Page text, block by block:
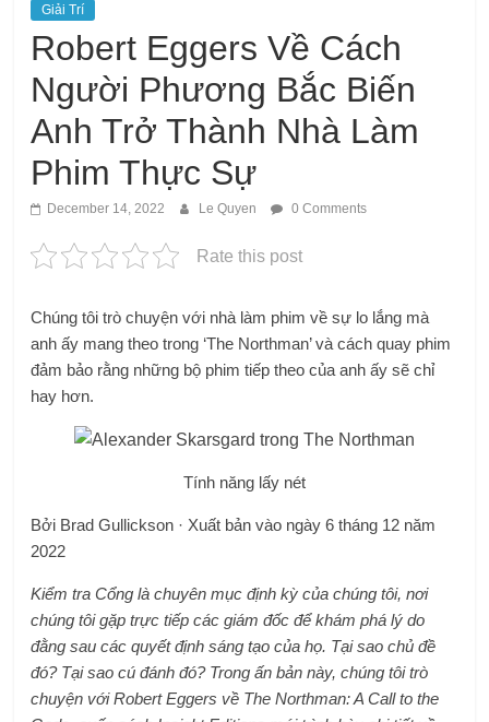
Giải Trí
Robert Eggers Về Cách
Người Phương Bắc Biến
Anh Trở Thành Nhà Làm
Phim Thực Sự
December 14, 2022 Le Quyen 0 Comments
Rate this post
Chúng tôi trò chuyện với nhà làm phim về sự lo lắng mà
anh ấy mang theo trong ‘The Northman’ và cách quay phim
đảm bảo rằng những bộ phim tiếp theo của anh ấy sẽ chỉ
hay hơn.
Tính năng lấy nét
Bởi Brad Gullickson · Xuất bản vào ngày 6 tháng 12 năm
2022
Kiểm tra Cổng là chuyên mục định kỳ của chúng tôi, nơi
chúng tôi gặp trực tiếp các giám đốc để khám phá lý do
đằng sau các quyết định sáng tạo của họ. Tại sao chủ đề
đó? Tại sao cú đánh đó? Trong ấn bản này, chúng tôi trò
chuyện với Robert Eggers về The Northman: A Call to the